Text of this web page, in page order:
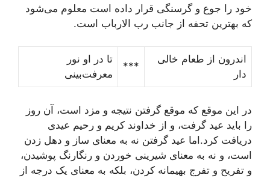
خود را جوع و گرسنگى قرار داده است معلوم مى‌شود
که بهترين تحفه از جانب رب الارباب است.
اندرون از طعام خالى
دار
***
تا در او نور
معرفت‌بينى
در اين موقع که موقع گرفتن نتيجه و مزد است، آن روز
را بايد عيد گرفت، و از خداوند کريم و رحيم عيدى
دريافت کرد.اما عيد گرفتن نه به معناى ساز و دهل زدن
است، و نه به معناى شيرينى خوردن و رنگارنگ پوشيدن،
و تفريح و تفرج بهيمانه کردن، بلکه به معناى يک درجه از